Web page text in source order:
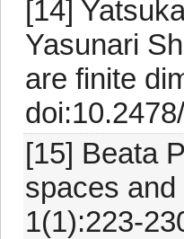
[14]
Yasunari
are finite
[15] Beata
spaces
1(1):223-